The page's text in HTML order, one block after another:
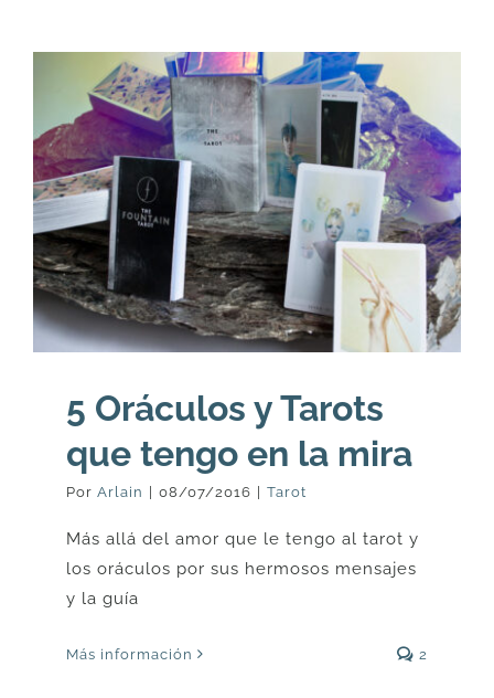
5 Oráculos y Tarots
que tengo en la mira
Por Arlain | 08/07/2016 | Tarot
Más allá del amor que le tengo al tarot y
los oráculos por sus hermosos mensajes
y la guía
Más información 2